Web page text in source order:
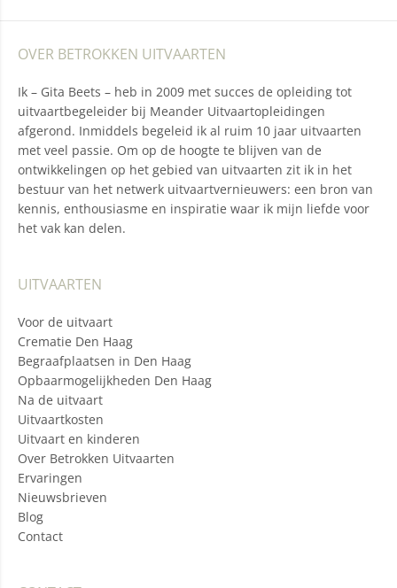
OVER BETROKKEN UITVAARTEN
Ik – Gita Beets – heb in 2009 met succes de opleiding tot
uitvaartbegeleider bij Meander Uitvaartopleidingen
afgerond. Inmiddels begeleid ik al ruim 10 jaar uitvaarten
met veel passie. Om op de hoogte te blijven van de
ontwikkelingen op het gebied van uitvaarten zit ik in het
bestuur van het netwerk uitvaartvernieuwers: een bron van
kennis, enthousiasme en inspiratie waar ik mijn liefde voor
het vak kan delen.
UITVAARTEN
Voor de uitvaart
Crematie Den Haag
Begraafplaatsen in Den Haag
Opbaarmogelijkheden Den Haag
Na de uitvaart
Uitvaartkosten
Uitvaart en kinderen
Over Betrokken Uitvaarten
Ervaringen
Nieuwsbrieven
Blog
Contact